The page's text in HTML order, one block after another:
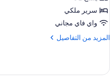
ملكي
-
منظر
للمدينة
سرير ملكي
واي فاي مجاني
المزيد من التفاصيل
المزيد
غرفة